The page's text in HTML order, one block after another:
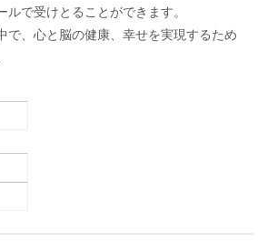
で受けとることができます。
で、心と脳の健康、幸せを実現するため